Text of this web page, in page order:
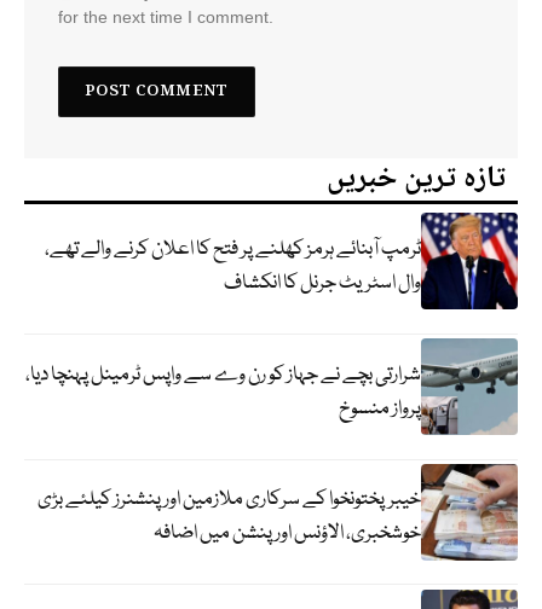
for the next time I comment.
تازہ ترین خبریں
ٹرمپ آبنائے ہرمز کھلنے پر فتح کا اعلان کرنے والے تھے،
وال اسٹریٹ جرنل کا انکشاف
شرارتی بچے نے جہاز کو رن وے سے واپس ٹرمینل پہنچا دیا،
پرواز منسوخ
خیبرپختونخوا کے سرکاری ملازمین اور پنشنرز کیلئے بڑی
خوشخبری، الاؤنس اور پنشن میں اضافہ